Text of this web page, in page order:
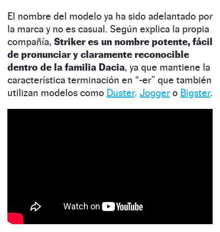
El nombre del modelo ya ha sido adelantado por
la marca y no es casual. Según explica la propia
compañía, Striker es un nombre potente, fácil
de pronunciar y claramente reconocible
dentro de la familia Dacia, ya que mantiene la
característica terminación en “-er” que también
utilizan modelos como Duster, Jogger o Bigster.